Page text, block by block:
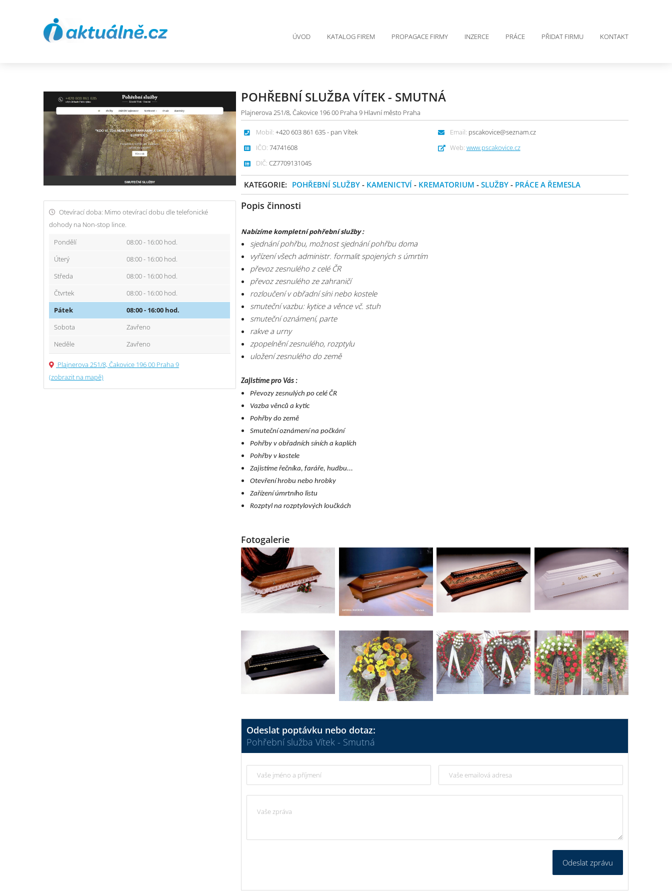
ÚVOD KATALOG FIREM PROPAGACE FIRMY INZERCE PRÁCE PŘIDAT FIRMU KONTAKT
POHŘEBNÍ SLUŽBA VÍTEK - SMUTNÁ
Plajnerova 251/8, Čakovice 196 00 Praha 9 Hlavní město Praha
Mobil: +420 603 861 635 - pan Vítek
IČO: 74741608
DIČ: CZ7709131045
Email: pscakovice@seznam.cz
Web: www.pscakovice.cz
KATEGORIE: POHŘEBNÍ SLUŽBY - KAMENICTVÍ - KREMATORIUM -SLUŽBY - PRÁCE A ŘEMESLA
Popis činnosti
Nabízíme kompletní pohřební služby :
sjednání pohřbu, možnost sjednání pohřbu doma
vyřízení všech administr. formalit spojených s úmrtím
převoz zesnulého z celé ČR
převoz zesnulého ze zahraničí
rozloučení v obřadní síni nebo kostele
smuteční vazbu: kytice a věnce vč. stuh
smuteční oznámení, parte
rakve a urny
zpopelnění zesnulého, rozptylu
uložení zesnulého do země
Zajistíme pro Vás :
Převozy zesnulých po celé ČR
Vazba věnců a kytic
Pohřby do země
Smuteční oznámení na počkání
Pohřby v obřadních síních a kaplích
Pohřby v kostele
Zajistíme řečníka, faráře, hudbu...
Otevření hrobu nebo hrobky
Zařízení úmrtního listu
Rozptyl na rozptylových loučkách
Fotogalerie
Odeslat poptávku nebo dotaz:
Pohřební služba Vítek - Smutná
Odeslat zprávu
Otevírací doba: Mimo otevírací dobu dle telefonické
dohody na Non-stop lince.
Pondělí
08:00 - 16:00 hod.
Úterý
08:00 - 16:00 hod.
Středa
08:00 - 16:00 hod.
Čtvrtek
08:00 - 16:00 hod.
Pátek
08:00 - 16:00 hod.
Sobota
Zavřeno
Neděle
Zavřeno
Plajnerova 251/8, Čakovice 196 00 Praha 9
(zobrazit na mapě)